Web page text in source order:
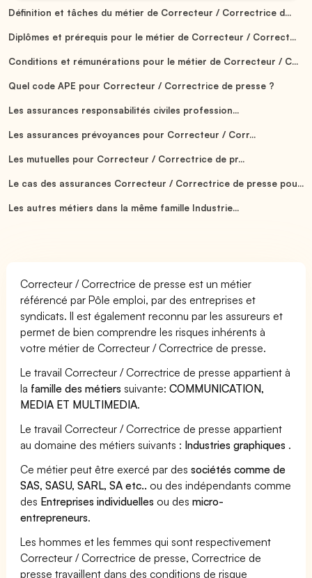
Définition et tâches du métier de Correcteur / Correctrice d...
Diplômes et prérequis pour le métier de Correcteur / Correct...
Conditions et rémunérations pour le métier de Correcteur / C...
Quel code APE pour Correcteur / Correctrice de presse ?
Les assurances responsabilités civiles profession...
Les assurances prévoyances pour Correcteur / Corr...
Les mutuelles pour Correcteur / Correctrice de pr...
Le cas des assurances Correcteur / Correctrice de presse pou...
Les autres métiers dans la même famille Industrie...
Correcteur / Correctrice de presse est un métier
référencé par Pôle emploi, par des entreprises et
syndicats. Il est également reconnu par les assureurs et
permet de bien comprendre les risques inhérents à
votre métier de Correcteur / Correctrice de presse.
Le travail Correcteur / Correctrice de presse appartient à
la famille des métiers suivante:COMMUNICATION,
MEDIA ET MULTIMEDIA.
Le travail Correcteur / Correctrice de presse appartient
au domaine des métiers suivants : Industries graphiques .
Ce métier peut être exercé par dessociétés comme de
SAS, SASU, SARL, SA etc.. ou des indépendants comme
des Entreprises individuelles ou desmicro-
entrepreneurs.
Les hommes et les femmes qui sont respectivement
Correcteur / Correctrice de presse, Correctrice de
presse travaillent dans des conditions de risque